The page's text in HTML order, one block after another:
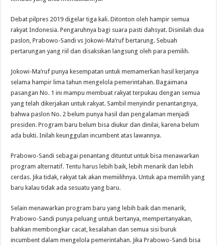
Debat pilpres 2019 digelar tiga kali. Ditonton oleh hampir semua
rakyat Indonesia. Pengaruhnya bagi suara pasti dahsyat. Disinilah dua
paslon, Prabowo-Sandi vs Jokowi-Ma’ruf bertarung. Sebuah
pertarungan yang riil dan disaksikan langsung oleh para pemilih.
Jokowi-Ma’ruf punya kesempatan untuk memamerkan hasil kerjanya
selama hampir lima tahun mengelola pemerintahan. Bagaimana
pasangan No. 1 ini mampu membuat rakyat terpukau dengan semua
yang telah dikerjakan untuk rakyat. Sambil menyindir penantangnya,
bahwa paslon No. 2 belum punya hasil dan pengalaman menjadi
presiden. Program baru belum bisa diukur dan dinilai, karena belum
ada bukti. Inilah keunggulan incumbent atas lawannya.
Prabowo-Sandi sebagai penantang dituntut untuk bisa menawarkan
program alternatif. Tentu harus lebih baik, lebih menarik dan lebih
cerdas. Jika tidak, rakyat tak akan memiilihnya. Untuk apa memilih yang
baru kalau tidak ada sesuatu yang baru.
Selain menawarkan program baru yang lebih baik dan menarik,
Prabowo-Sandi punya peluang untuk bertanya, mempertanyakan,
bahkan membongkar cacat, kesalahan dan semua sisi buruk
incumbent dalam mengelola pemerintahan. Jika Prabowo-Sandi bisa